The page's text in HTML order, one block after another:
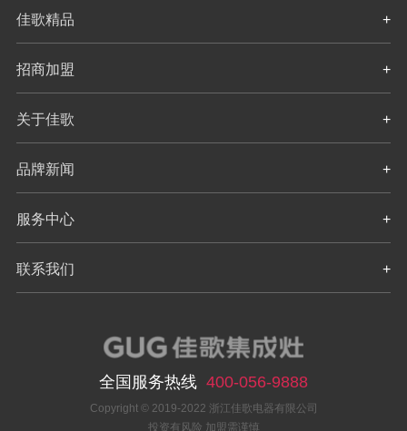
佳歌精品 +
招商加盟 +
关于佳歌 +
品牌新闻 +
服务中心 +
联系我们 +
全国服务热线 400-056-9888
Copyright © 2019-2022 浙江佳歌电器有限公司
投资有风险 加盟需谨慎